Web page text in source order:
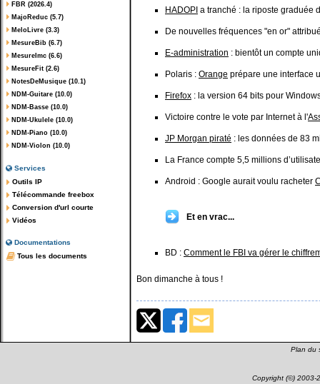
FBR (2026.4)
MajoReduc (5.7)
MeloLivre (3.3)
MesureBib (6.7)
MesureImc (6.6)
MesureFit (2.6)
NotesDeMusique (10.1)
NDM-Guitare (10.0)
NDM-Basse (10.0)
NDM-Ukulele (10.0)
NDM-Piano (10.0)
NDM-Violon (10.0)
Services
Outils IP
Télécommande freebox
Conversion d'url courte
Vidéos
Documentations
Tous les documents
HADOPI a tranché : la riposte graduée
De nouvelles fréquences "en or"
E-administration : bientôt un compte
Polaris : Orange prépare une interface
Firefox : la version 64 bits pour
Victoire contre le vote par Internet à l'
JP Morgan piraté : les données de 83
La France compte 5,5 millions
Android : Google aurait voulu racheter
Et en vrac...
BD : Comment le FBI va gérer le
Bon dimanche à tous !
Plan du
Copyright (©) 2003-